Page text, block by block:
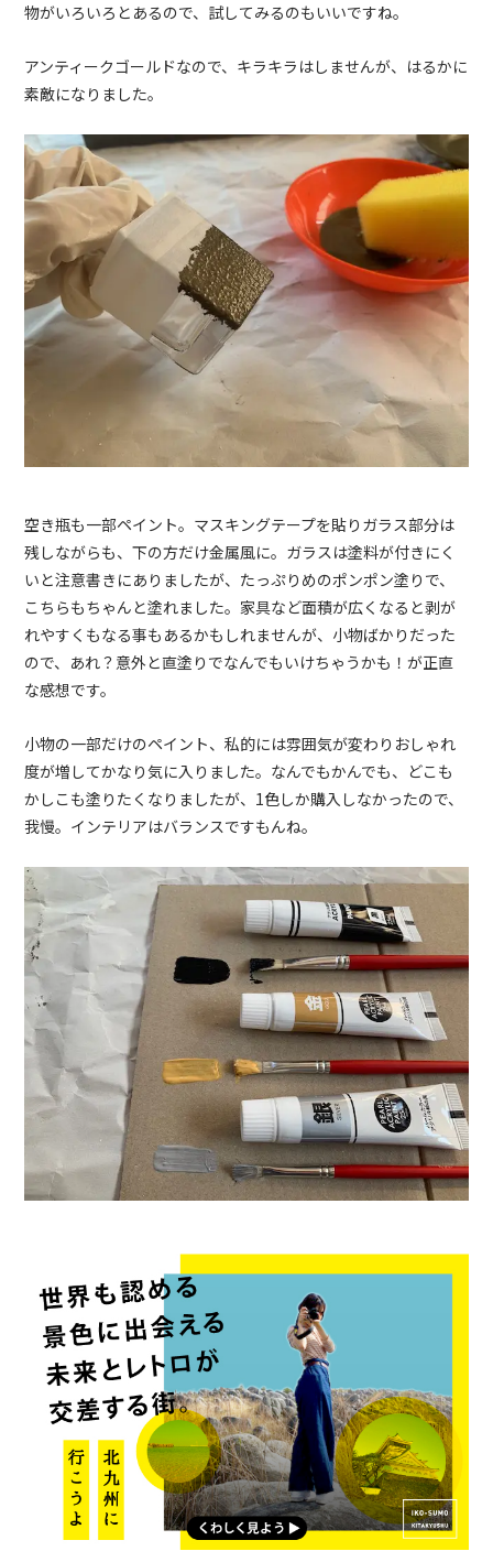
物がいろいろとあるので、試してみるのもいいですね。
アンティークゴールドなので、キラキラはしませんが、はるかに
素敵になりました。
空き瓶も一部ペイント。マスキングテープを貼りガラス部分は
残しながらも、下の方だけ金属風に。ガラスは塗料が付きにく
いと注意書きにありましたが、たっぷりめのポンポン塗りで、
こちらもちゃんと塗れました。家具など面積が広くなると剥が
れやすくもなる事もあるかもしれませんが、小物ばかりだった
ので、あれ？意外と直塗りでなんでもいけちゃうかも！が正直
な感想です。
小物の一部だけのペイント、私的には雰囲気が変わりおしゃれ
度が増してかなり気に入りました。なんでもかんでも、どこも
かしこも塗りたくなりましたが、1色しか購入しなかったので、
我慢。インテリアはバランスですもんね。